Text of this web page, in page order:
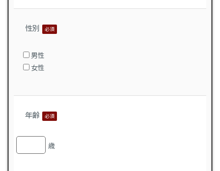
性別 必須
男性
女性
年齢 必須
歳